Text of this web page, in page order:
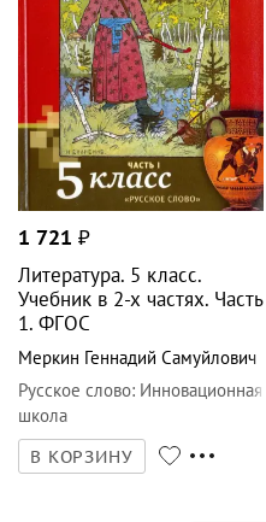
1 721 ₽
Литература. 5 класс.
Учебник в 2-х частях. Часть
1. ФГОС
Меркин Геннадий Самуйлович
Русское слово: Инновационная
школа
В КОРЗИНУ